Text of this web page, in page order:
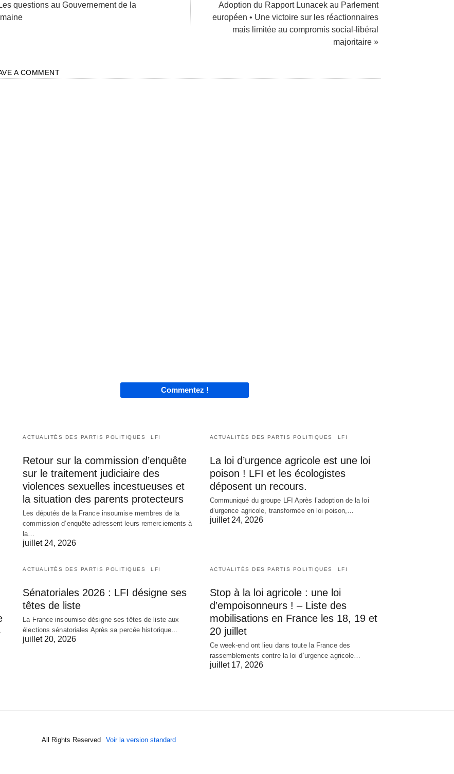
Adoption du Rapport Lunacek au Parlement
européen • Une victoire sur les réactionnaires
mais limitée au compromis social-libéral
majoritaire »
questions au Gouvernement de la
A COMMENT
Commentez !
ACTUALITÉS DES PARTIS POLITIQUES LFI
Retour sur la commission d’enquête
sur le traitement judiciaire des
violences sexuelles incestueuses et
la situation des parents protecteurs
Les députés de la France insoumise membres de la
commission d’enquête adressent leurs remerciements à
la…
juillet 24, 2026
ACTUALITÉS DES PARTIS POLITIQUES LFI
La loi d’urgence agricole est une loi
poison ! LFI et les écologistes
déposent un recours.
Communiqué du groupe LFI Après l’adoption de la loi
d’urgence agricole, transformée en loi poison,…
juillet 24, 2026
ACTUALITÉS DES PARTIS POLITIQUES LFI
Sénatoriales 2026 : LFI désigne ses
têtes de liste
La France insoumise désigne ses têtes de liste aux
élections sénatoriales Après sa percée historique…
juillet 20, 2026
ACTUALITÉS DES PARTIS POLITIQUES LFI
Stop à la loi agricole : une loi
d’empoisonneurs ! – Liste des
mobilisations en France les 18, 19 et
20 juillet
Ce week-end ont lieu dans toute la France des
rassemblements contre la loi d’urgence agricole…
juillet 17, 2026
All Rights Reserved Voir la version standard